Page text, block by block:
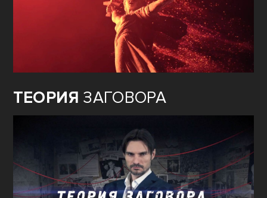
ТЕОРИЯ ЗАГОВОРА